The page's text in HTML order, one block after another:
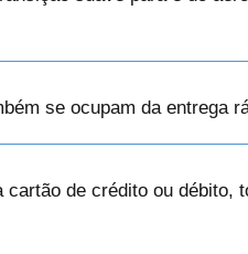
se ocupam da entrega
cartão de crédito ou débito,